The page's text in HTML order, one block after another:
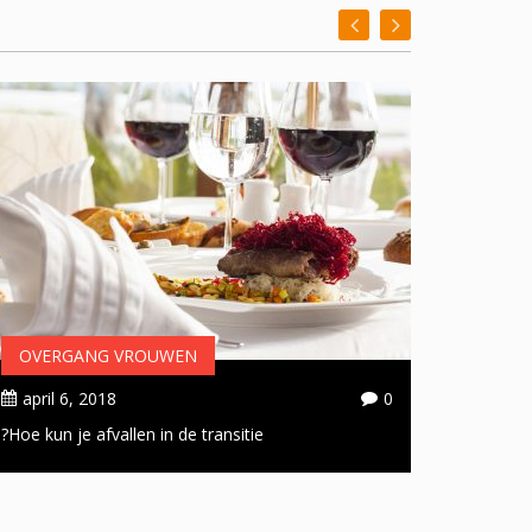
OVERGANG VROUWEN
april 6, 2018
0
Hoe kun je afvallen in de transitie?